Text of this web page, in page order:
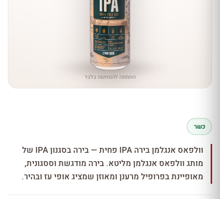
התמונה להמחשה בלבד
כשר
וולפאס אנגלמן בירה IPA פחית — בירה בסגנון IPA של
מותג וולפאס אנגלמן מליטא. בירה מודגשת וססגונית,
מאופיינת בפרופיל מרענן ומאוזן שמציג אופי עז ובהיר.